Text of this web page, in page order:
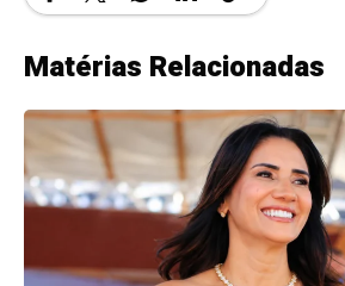
Matérias Relacionadas